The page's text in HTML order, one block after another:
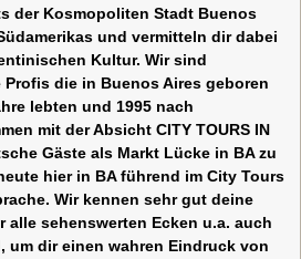
der Kosmopoliten Stadt Buenos
und vermitteln dir dabei
Kultur. Wir sind
die in Buenos Aires geboren
lebten und 1995 nach
mit der Absicht CITY TOURS IN
Gäste als Markt Lücke in BA zu
hier in BA führend im City Tours
Wir kennen sehr gut deine
alle sehenswerten Ecken u.a. auch
dir einen wahren Eindruck von